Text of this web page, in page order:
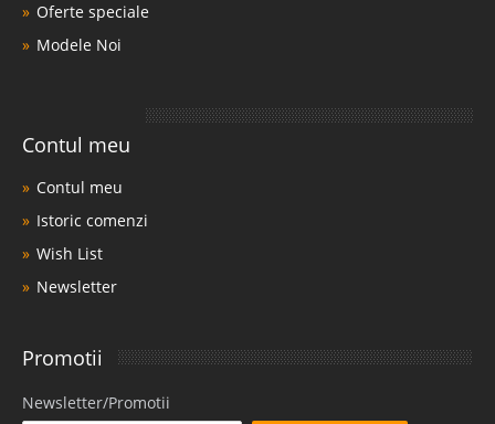
Oferte speciale
Modele Noi
Contul meu
Contul meu
Istoric comenzi
Wish List
Newsletter
Promotii
Newsletter/Promotii